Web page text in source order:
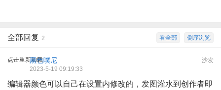
倒序浏览
看全部
全部回复 2
点击重新加载 沙发
黑色噗尼
2023-5-19 09:19:33
编辑器颜色可以自己在设置内修改的，发图灌水到创作者即